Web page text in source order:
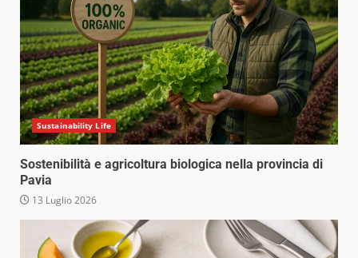
Sustainability Life
Sostenibilità e agricoltura biologica nella provincia di
Pavia
13 Luglio 2026